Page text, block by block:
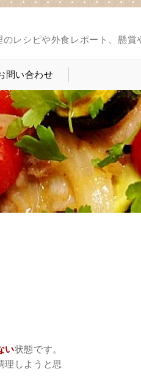
のレシピや外食レポート、懸
問い合わせ
い状態です。
理しようと思